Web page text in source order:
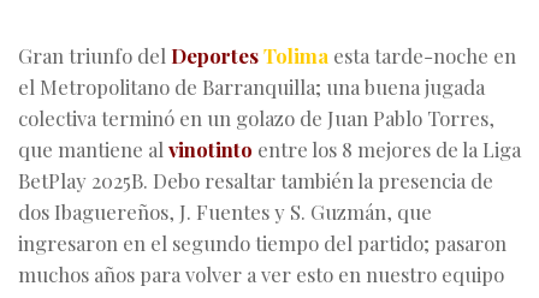
Gran triunfo del DeportesTolima esta tarde-noche en
el Metropolitano de Barranquilla; una buena jugada
colectiva terminó en un golazo de Juan Pablo Torres,
que mantiene al vinotinto entre los 8 mejores de la Liga
BetPlay 2025B. Debo resaltar también la presencia de
dos Ibaguereños, J. Fuentes y S. Guzmán, que
ingresaron en el segundo tiempo del partido; pasaron
muchos años para volver a ver esto en nuestro equipo